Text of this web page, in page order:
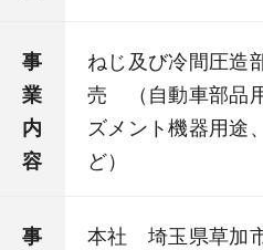
事
業
内
容
ねじ及び冷間圧造
売 （自動車部品
ズメント機器用途
ど）
事
本社 埼玉県草加